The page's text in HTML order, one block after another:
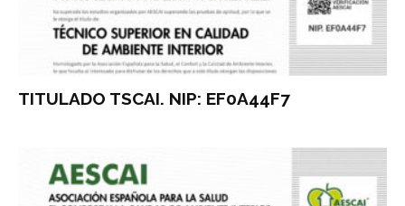
TITULADO TSCAI. NIP: EF0A44F7